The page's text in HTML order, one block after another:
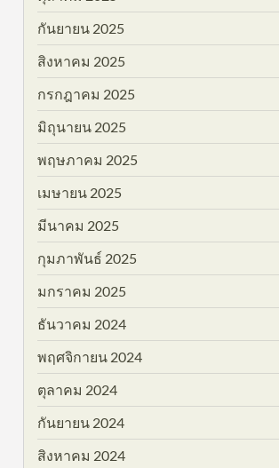
กันยายน 2025
สิงหาคม 2025
กรกฎาคม 2025
มิถุนายน 2025
พฤษภาคม 2025
เมษายน 2025
มีนาคม 2025
กุมภาพันธ์ 2025
มกราคม 2025
ธันวาคม 2024
พฤศจิกายน 2024
ตุลาคม 2024
กันยายน 2024
สิงหาคม 2024